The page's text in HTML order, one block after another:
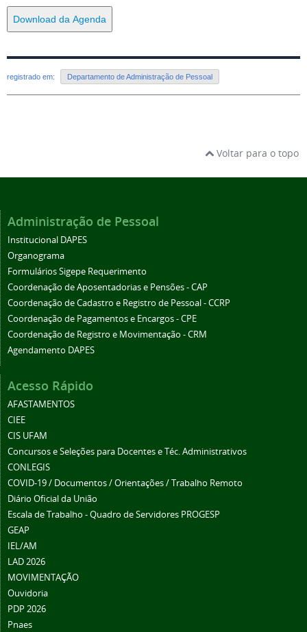
Download da Agenda
registrado em: Departamento de Administração de Pessoal
Voltar para o topo
Administração de Pessoal
Institucional DAPES
Organograma
Formulários Sigepe Requerimento
Coordenação de Aposentadorias e Pensões - CAP
Coordenação de Cadastro e Registro de Pessoal - CCRP
Coordenação de Pagamentos e Encargos - CPE
Coordenação de Registro e Movimentação - CRM
Agendamento DAPES
Acesso Rápido
AFASTAMENTOS
CIEE
CIS UFAM
Concursos e Seleções para Docentes e Téc. Administrativos
CONLEGIS
COVID-19 / Documentos / Orientações / Trabalho Remoto
Diário Oficial da União
Escala de Trabalho - Quadro de Servidores PROGESP
GEAP
IEL/AM
LAD 2026
MOVIMENTAÇÃO
Ouvidoria
PDP 2026
Pnaes